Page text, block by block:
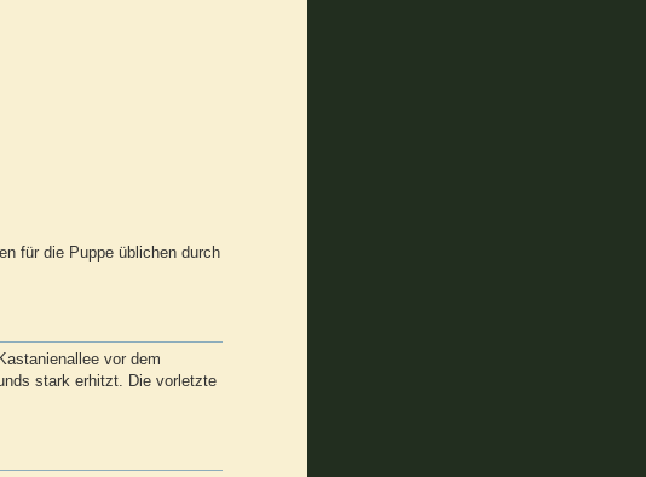
für die Puppe üblichen durch
vor dem
stark erhitzt. Die vorletzte